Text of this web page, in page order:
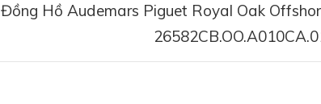
Đồng Hồ Audemars Piguet Royal Oak